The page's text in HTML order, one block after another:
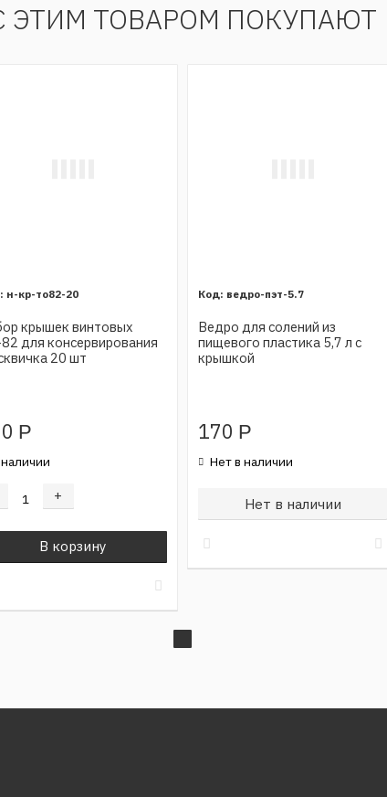
ЭТИМ ТОВАРОМ ПОКУПАЮТ
н-кр-то82-20
крышек винтовых
для консервирования
20 шт
Р
+
В корзину
ведро-пэт-5.7
Ведро для солений из
пищевого пластика 5,7 л с
крышкой
170 Р
Нет в наличии
Нет в наличии